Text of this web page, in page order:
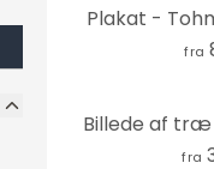
Plakat -
fra
fra